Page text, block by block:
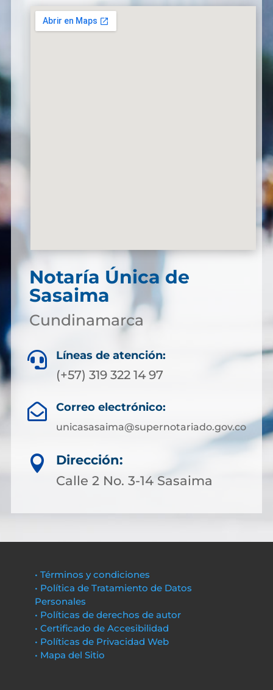
Notaría Única de
Sasaima
Cundinamarca
 Líneas de atención:
(+57) 319 322 14 97
 Correo electrónico:
unicasasaima@supernotariado.gov.co

Dirección:
Calle 2 No. 3-14 Sasaima
• Términos y condiciones
• Política de Tratamiento de Datos
Personales
• Políticas de derechos de autor
• Certificado de Accesibilidad
• Políticas de Privacidad Web
• Mapa del Sitio